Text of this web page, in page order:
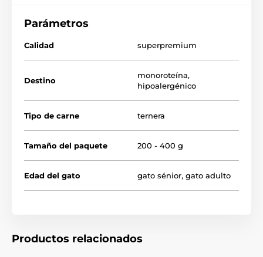
particularidades de las distintas etapas vitales y se
tuvieron en cuenta las necesidades concretas de
nutrición, composición y el valor energético total.
Ventajas de la lata:
enriquecido con
, importante para la función
contiene aceite de salmón, fuente de omega-3
(EPA, DHA)
Parámetros
Calidad superpremium
Destino
monoroteína,
hipoalergénico
Tipo de carne ternera
Tamaño del paquete 200 - 400 g
Edad del gato gato sénior, gato adulto
Productos relacionados